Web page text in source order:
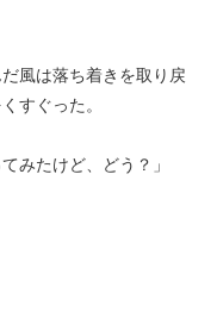
風は落ち着きを取り戻
すぐった。
みたけど、どう？」